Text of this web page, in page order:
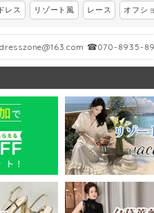
レス リゾート風 レース オフシ
dresszone@163.com ☎070-8935-